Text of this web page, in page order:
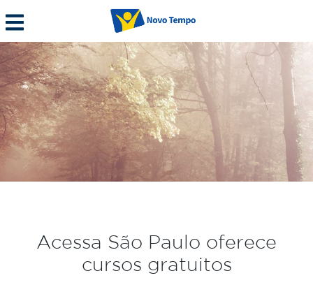
Acessa São Paulo oferece
cursos gratuitos